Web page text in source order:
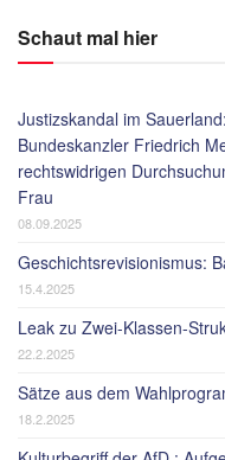
Schaut mal hier
Justizskandal im
Bundeskanzler Friedrich
rechtswidrigen
Frau
08.09.2025
Geschichtsrevisionismus:
15.4.2025
Leak zu Zwei-Klassen-
22.2.2025
Sätze aus dem
18.2.2025